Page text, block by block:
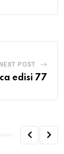
POST
edisi 77